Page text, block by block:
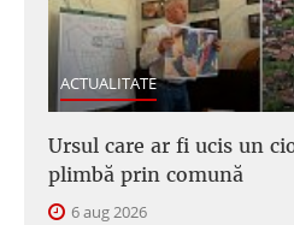
ACTUALITATE
Ursul care ar fi ucis un
plimbă prin comună
6 aug 2026